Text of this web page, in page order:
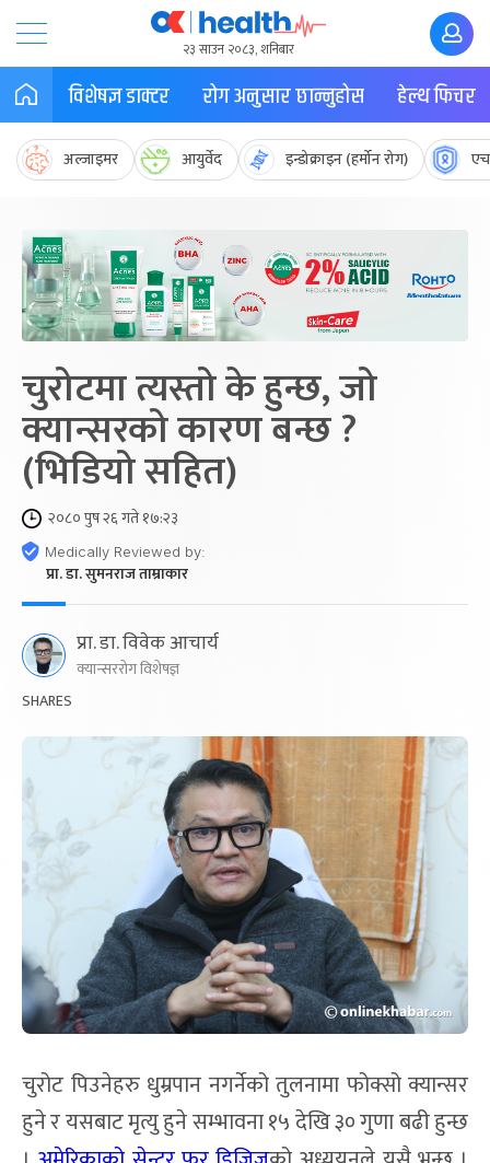
२३ साउन २०८३, शनिबार
विशेषज्ञ डाक्टर रोग अनुसार छान्नुहोस हेल्थ फिचर
अल्जाइमर आयुर्वेद इन्डोक्राइन (हर्मोन रोग)
चुरोटमा त्यस्तो के हुन्छ, जो
क्यान्सरको कारण बन्छ ?
(भिडियो सहित)
२०८० पुष २६ गते १७:२३
Medically Reviewed by:
प्रा. डा. सुमनराज ताम्राकार
प्रा. डा. विवेक आचार्य
क्यान्सररोग विशेषज्ञ
SHARES
चुरोट पिउनेहरु धुम्रपान नगर्नेको तुलनामा फोक्सो क्यान्सर
हुने र यसबाट मृत्यु हुने सम्भावना १५ देखि ३० गुणा बढी हुन्छ